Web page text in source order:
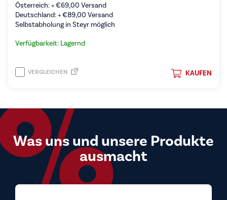
Österreich: +€69,00 Versand
Deutschland: +€89,00 Versand
Selbstabholung in Steyr möglich
Verfügbarkeit: Lagernd
KAUFEN
VERGLEICHEN
Was uns und unsere Produkte
ausmacht